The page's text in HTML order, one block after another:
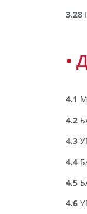
3.28
•
4.1
4.2
4.3
4.4
4.5
4.6